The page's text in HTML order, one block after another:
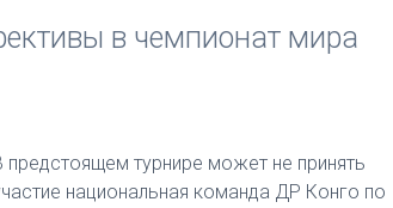
в чемпионат мира
предстоящем турнире может не принять
национальная команда ДР Конго по